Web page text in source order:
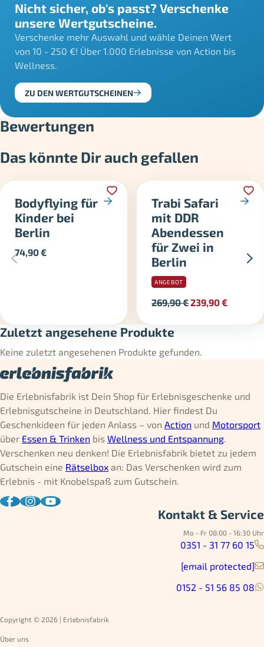
Nicht sicher, ob's passt? Verschenke
unsere Wertgutscheine.
Verschenke mehr Auswahl und wähle Deinen Wert
von 10 - 250 €! Über 1.000 Erlebnisse von Action bis
Wellness.
ZU DEN WERTGUTSCHEINEN
Bewertungen
Das könnte Dir auch gefallen
Bodyflying für
Kinder bei
Berlin
74,90€
Trabi Safari
mit DDR
Abendessen
für Zwei in
Berlin
ANGEBOT
269,90€239,90€
Zuletzt angesehene Produkte
Keine zuletzt angesehenen Produkte gefunden.
Die Erlebnisfabrik ist Dein Shop für Erlebnisgeschenke und
Erlebnisgutscheine in Deutschland. Hier findest Du
Geschenkideen für jeden Anlass – von Action und Motorsport
über Essen & Trinken bis Wellness und Entspannung.
Verschenken neu denken! Die Erlebnisfabrik bietet zu jedem
Gutschein eine Rätselbox an: Das Verschenken wird zum
Erlebnis - mit Knobelspaß zum Gutschein.
Kontakt & Service
Mo - Fr 08:00 - 16:30 Uhr
0351 - 31 77 60 15
[email protected]
0152 - 51 56 85 08
Copyright © 2026 | Erlebnisfabrik
Über uns